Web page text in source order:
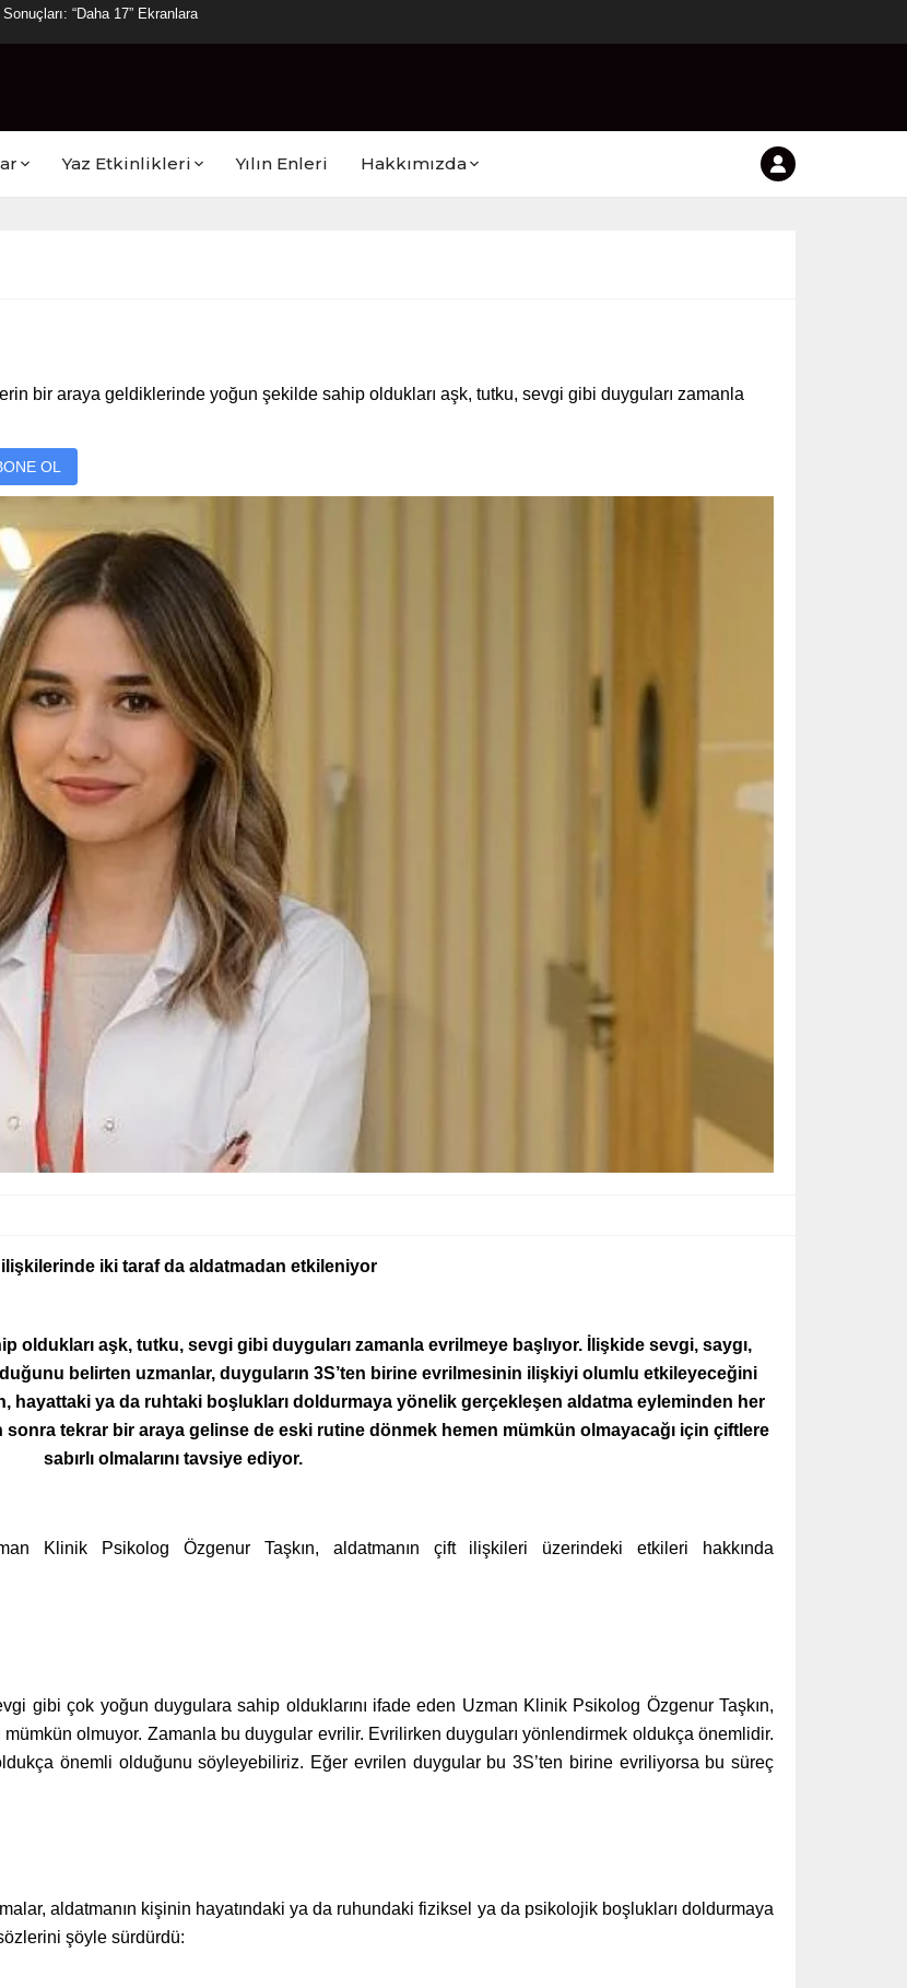
“Daha 17” Ekranlara
Yaz Etkinlikleri Yılın Enleri Hakkımızda
bir araya geldiklerinde yoğun şekilde sahip oldukları aşk, tutku, sevgi gibi duyguları zamanla
OL
iki taraf da aldatmadan etkileniyor
aşk, tutku, sevgi gibi duyguları zamanla evrilmeye başlıyor. İlişkide sevgi, saygı,
belirten uzmanlar, duyguların 3S’ten birine evrilmesinin ilişkiyi olumlu etkileyeceğini
hayattaki ya da ruhtaki boşlukları doldurmaya yönelik gerçekleşen aldatma eyleminden her
tekrar bir araya gelinse de eski rutine dönmek hemen mümkün olmayacağı için çiftlere
sabırlı olmalarını tavsiye ediyor.
Klinik Psikolog Özgenur Taşkın, aldatmanın çift ilişkileri üzerindeki etkileri hakkında
gibi çok yoğun duygulara sahip olduklarını ifade eden Uzman Klinik Psikolog Özgenur Taşkın,
mümkün olmuyor. Zamanla bu duygular evrilir. Evrilirken duyguları yönlendirmek oldukça önemlidir.
önemli olduğunu söyleyebiliriz. Eğer evrilen duygular bu 3S’ten birine evriliyorsa bu süreç
aldatmanın kişinin hayatındaki ya da ruhundaki fiziksel ya da psikolojik boşlukları doldurmaya
şöyle sürdürdü: